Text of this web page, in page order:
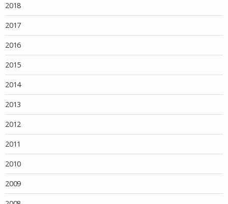
2018
2017
2016
2015
2014
2013
2012
2011
2010
2009